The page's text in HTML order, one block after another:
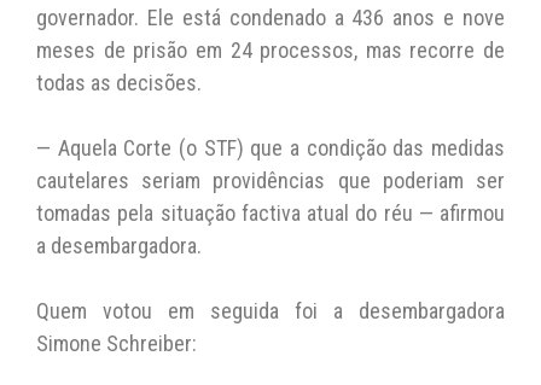
governador. Ele está condenado a 436 anos e nove
meses de prisão em 24 processos, mas recorre de
todas as decisões.
— Aquela Corte (o STF) que a condição das medidas
cautelares seriam providências que poderiam ser
tomadas pela situação factiva atual do réu — afirmou
a desembargadora.
Quem votou em seguida foi a desembargadora
Simone Schreiber: